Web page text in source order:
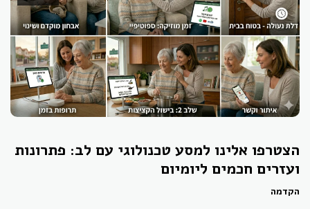
הצטרפו אלינו למסע טכנולוגי עם לב: פתרונות
ועזרים חכמים ליומיום
הקדמה